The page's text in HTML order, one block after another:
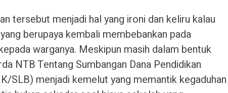
tersebut menjadi hal yang ironi dan keliru kalau
berupaya kembali membebankan pada
warganya. Meskipun masih dalam bentuk
NTB Tentang Sumbangan Dana Pendidikan
SLB) menjadi kemelut yang memantik kegaduhan